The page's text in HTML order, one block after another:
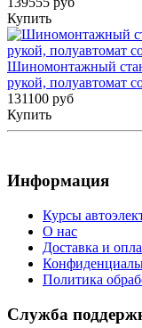
Купить
Шиномонтажный
рукой, полуавтомат
131100 руб
Купить
Информация
Курсы
О нас
Доставка и
Политика
Служба